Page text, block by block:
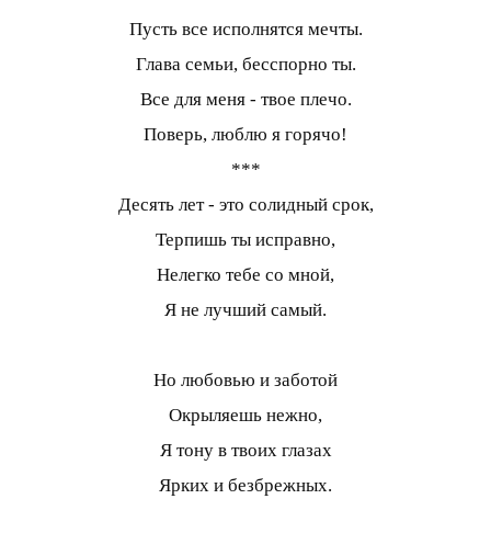
Пусть все исполнятся мечты.
Глава семьи, бесспорно ты.
Все для меня - твое плечо.
Поверь, люблю я горячо!
***
Десять лет - это солидный срок,
Терпишь ты исправно,
Нелегко тебе со мной,
Я не лучший самый.
Но любовью и заботой
Окрыляешь нежно,
Я тону в твоих глазах
Ярких и безбрежных.